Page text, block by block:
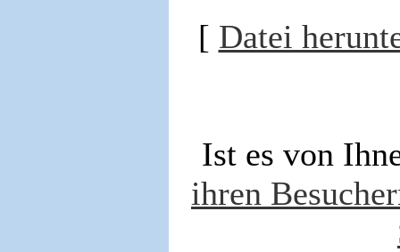
[ Datei
Ist es von
ihren